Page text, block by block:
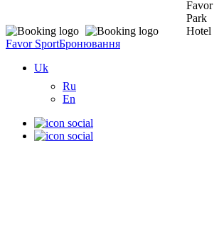
Favor SportБронювання
Uk
Ru
En